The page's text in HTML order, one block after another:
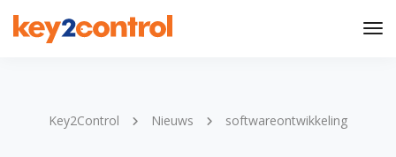
Key2Control Nieuws softwareontwikkeling